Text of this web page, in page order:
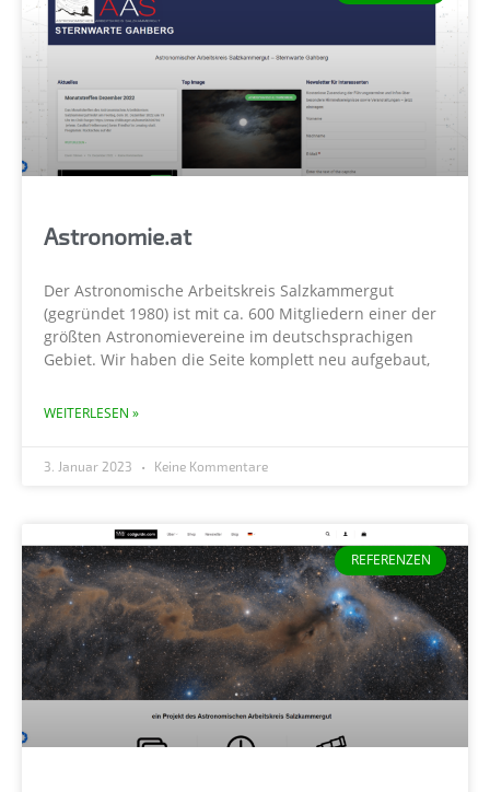
Astronomie.at
Der Astronomische Arbeitskreis Salzkammergut
(gegründet 1980) ist mit ca. 600 Mitgliedern einer der
größten Astronomievereine im deutschsprachigen
Gebiet. Wir haben die Seite komplett neu aufgebaut,
WEITERLESEN »
3. Januar 2023 Keine Kommentare
REFERENZEN